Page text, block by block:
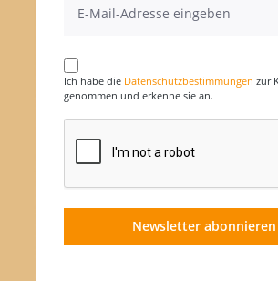
Ich habe die Datenschutzbestimmungen zur
genommen und erkenne sie an.
Newsletter abonnieren